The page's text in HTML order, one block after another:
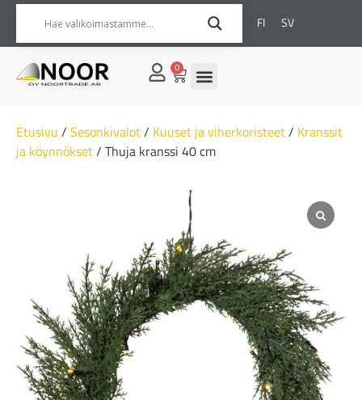
FI SV
0
Etusivu / Sesonkivalot/ Kuuset ja viherkoristeet/ Kranssit
ja köynnökset/ Thuja kranssi 40 cm